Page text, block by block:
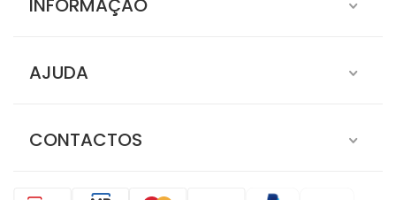
INFORMAÇÃO
AJUDA
CONTACTOS